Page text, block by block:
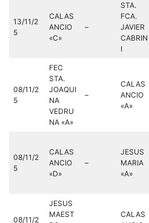
13/11/2
5
CALAS
ANCIO
«C»
–
STA.
FCA.
JAVIER
CABRIN
I
08/11/2
5
FEC
STA.
JOAQUI
NA
VEDRU
NA «A»
–
CALAS
ANCIO
«A»
08/11/2
5
CALAS
ANCIO
«D»
–
JESUS
MARIA
«A»
08/11/2
JESUS
MAEST
CALAS